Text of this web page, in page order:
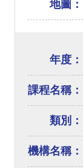
地圖：
年度：
課程名稱：
類別：
機構名稱：